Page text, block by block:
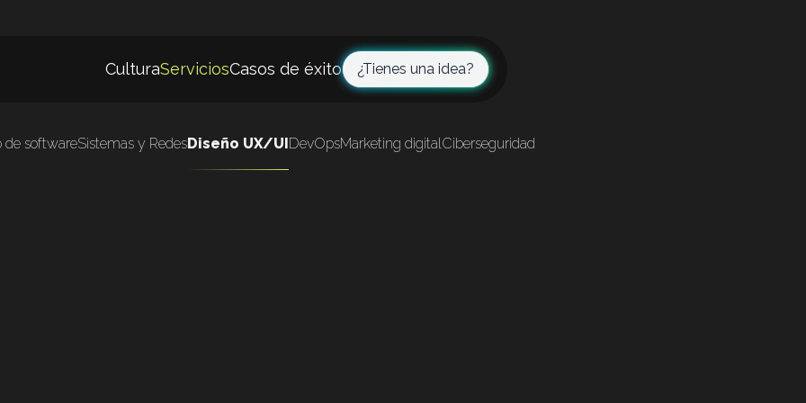
CulturaServiciosCasos de éxito ¿Tienes una idea?
de softwareSistemas y RedesDiseño UX/UIDevOpsMarketing digitalCiberseguridad